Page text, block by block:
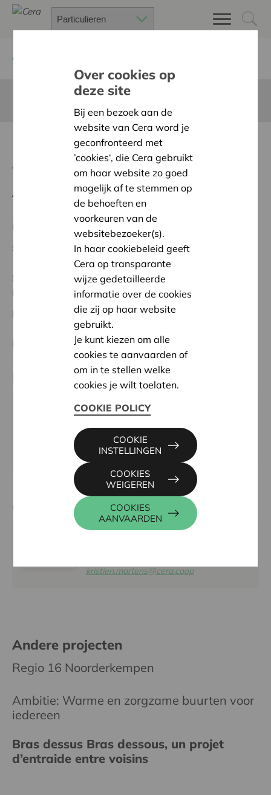
Nieuw sportfeest materiaal
Terug naar overzicht
Ambitie: Warme en zorgzame buurten voor iedereen
Regionaal Project
Startdatum:
07/05/2026
Status:
In behandeling
Noorderkempen
Datum:
07/05/2026
Beslissing: Goedgekeurd
Partner
KLJ Wuustwezel, Trefpunt 3, 2990 WUUSTWEZEL
https://kljwuustwezel.wixsite.com/kljwuustwezel
Contactpersoon
kristien.martens@cera.coop
Andere projecten
Regio 16 Noorderkempen
Ambitie: Warme en zorgzame buurten voor
iedereen
Bras dessus Bras dessous, un projet
d’entraide entre voisins
Over cookies op
deze site
Bij een bezoek aan de
website van Cera word je
geconfronteerd met
’cookies‘, die Cera gebruikt
om haar website zo goed
mogelijk af te stemmen op
de behoeften en
voorkeuren van de
websitebezoeker(s).
In haar cookiebeleid geeft
Cera op transparante
wijze gedetailleerde
informatie over de cookies
die zij op haar website
gebruikt.
Je kunt kiezen om alle
cookies te aanvaarden of
om in te stellen welke
cookies je wilt toelaten.
COOKIE POLICY
COOKIES
AANVAARDEN
COOKIES
WEIGEREN
COOKIE
INSTELLINGEN